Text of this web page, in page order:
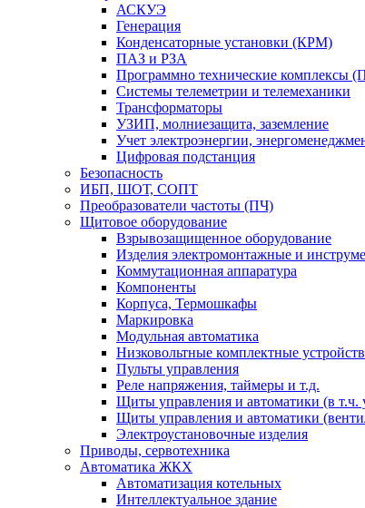
АСКУЭ
Генерация
Конденсаторные установки (КРМ)
ПАЗ и РЗА
Программно технические комплексы
Системы телеметрии и телемеханики
Трансформаторы
УЗИП, молниезащита, заземление
Учет электроэнергии,
Цифровая подстанция
Безопасность
ИБП, ШОТ, СОПТ
Преобразователи частоты (ПЧ)
Щитовое оборудование
Взрывозащищенное оборудование
Изделия электромонтажные и
Коммутационная аппаратура
Компоненты
Корпуса, Термошкафы
Маркировка
Модульная автоматика
Низковольтные комплектные
Пульты управления
Реле напряжения, таймеры и т.д.
Щиты управления и автоматики (в
Щиты управления и автоматики
Электроустановочные изделия
Приводы, сервотехника
Автоматика ЖКХ
Автоматизация котельных
Интеллектуальное здание